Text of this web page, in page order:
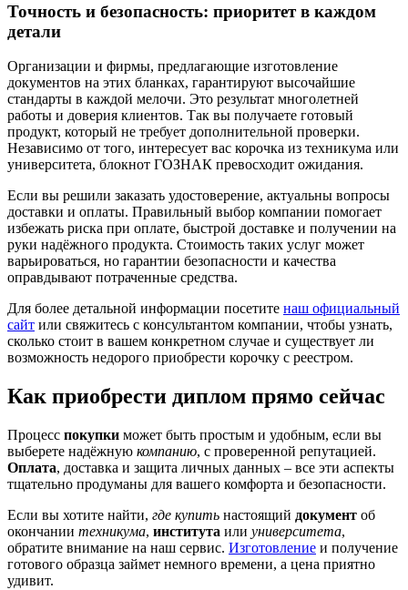
Точность и безопасность: приоритет в каждом
детали
Организации и фирмы, предлагающие изготовление
документов на этих бланках, гарантируют высочайшие
стандарты в каждой мелочи. Это результат многолетней
работы и доверия клиентов. Так вы получаете готовый
продукт, который не требует дополнительной проверки.
Независимо от того, интересует вас корочка из техникума или
университета, блокнот ГОЗНАК превосходит ожидания.
Если вы решили заказать удостоверение, актуальны вопросы
доставки и оплаты. Правильный выбор компании помогает
избежать риска при оплате, быстрой доставке и получении на
руки надёжного продукта. Стоимость таких услуг может
варьироваться, но гарантии безопасности и качества
оправдывают потраченные средства.
Для более детальной информации посетите наш официальный
сайт или свяжитесь с консультантом компании, чтобы узнать,
сколько стоит в вашем конкретном случае и существует ли
возможность недорого приобрести корочку с реестром.
Как приобрести диплом прямо сейчас
Процесс покупки может быть простым и удобным, если вы
выберете надёжную компанию, с проверенной репутацией.
Оплата, доставка и защита личных данных – все эти аспекты
тщательно продуманы для вашего комфорта и безопасности.
Если вы хотите найти, где купить настоящий документ об
окончании техникума, института или университета,
обратите внимание на наш сервис. Изготовление и получение
готового образца займет немного времени, а цена приятно
удивит.